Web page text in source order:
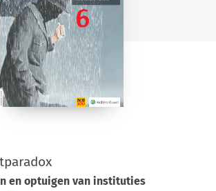
en optuigen van instituties